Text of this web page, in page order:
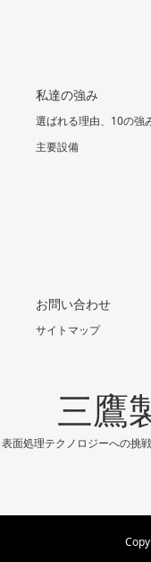
私達の強み
選ばれる理由、10の強
主要設備
お問い合わせ
サイトマップ
三鷹
表面処理テクノロジーへの挑